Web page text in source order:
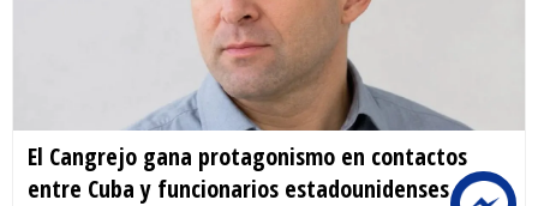
El Cangrejo gana protagonismo en contactos
entre Cuba y funcionarios estadounidenses